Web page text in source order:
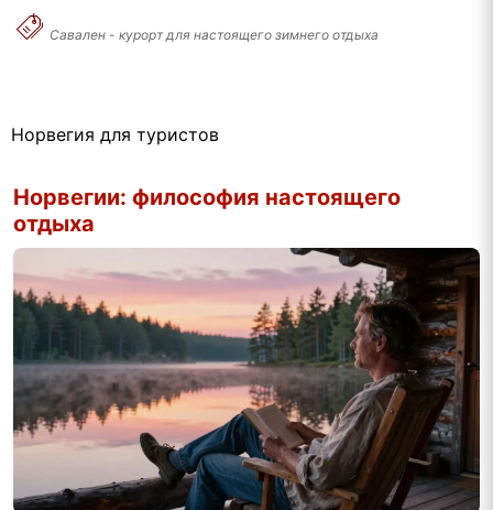
Савален - курорт для настоящего зимнего отдыха
Норвегия для туристов
Норвегии: философия настоящего
отдыха